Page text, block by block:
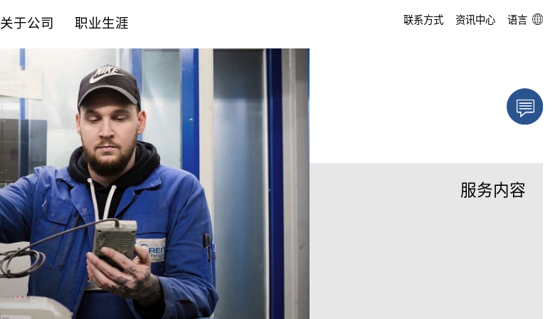
机械组件
驱动技术
噪音控制
传感器与监测
附加设备
myReitzFan »基础版«
myReitzFan »专业版«
锐志原厂备件
工程服务
测试与测量中心
产品开发
专业解决方案
气流优化
运行准备
耐磨保护
关于公司
企业责任
质量承诺
可持续发展
合规性
企业故事
360度全景参观
职业生涯
主动申请
学徒计划
联系方式 资讯中心
服务内容